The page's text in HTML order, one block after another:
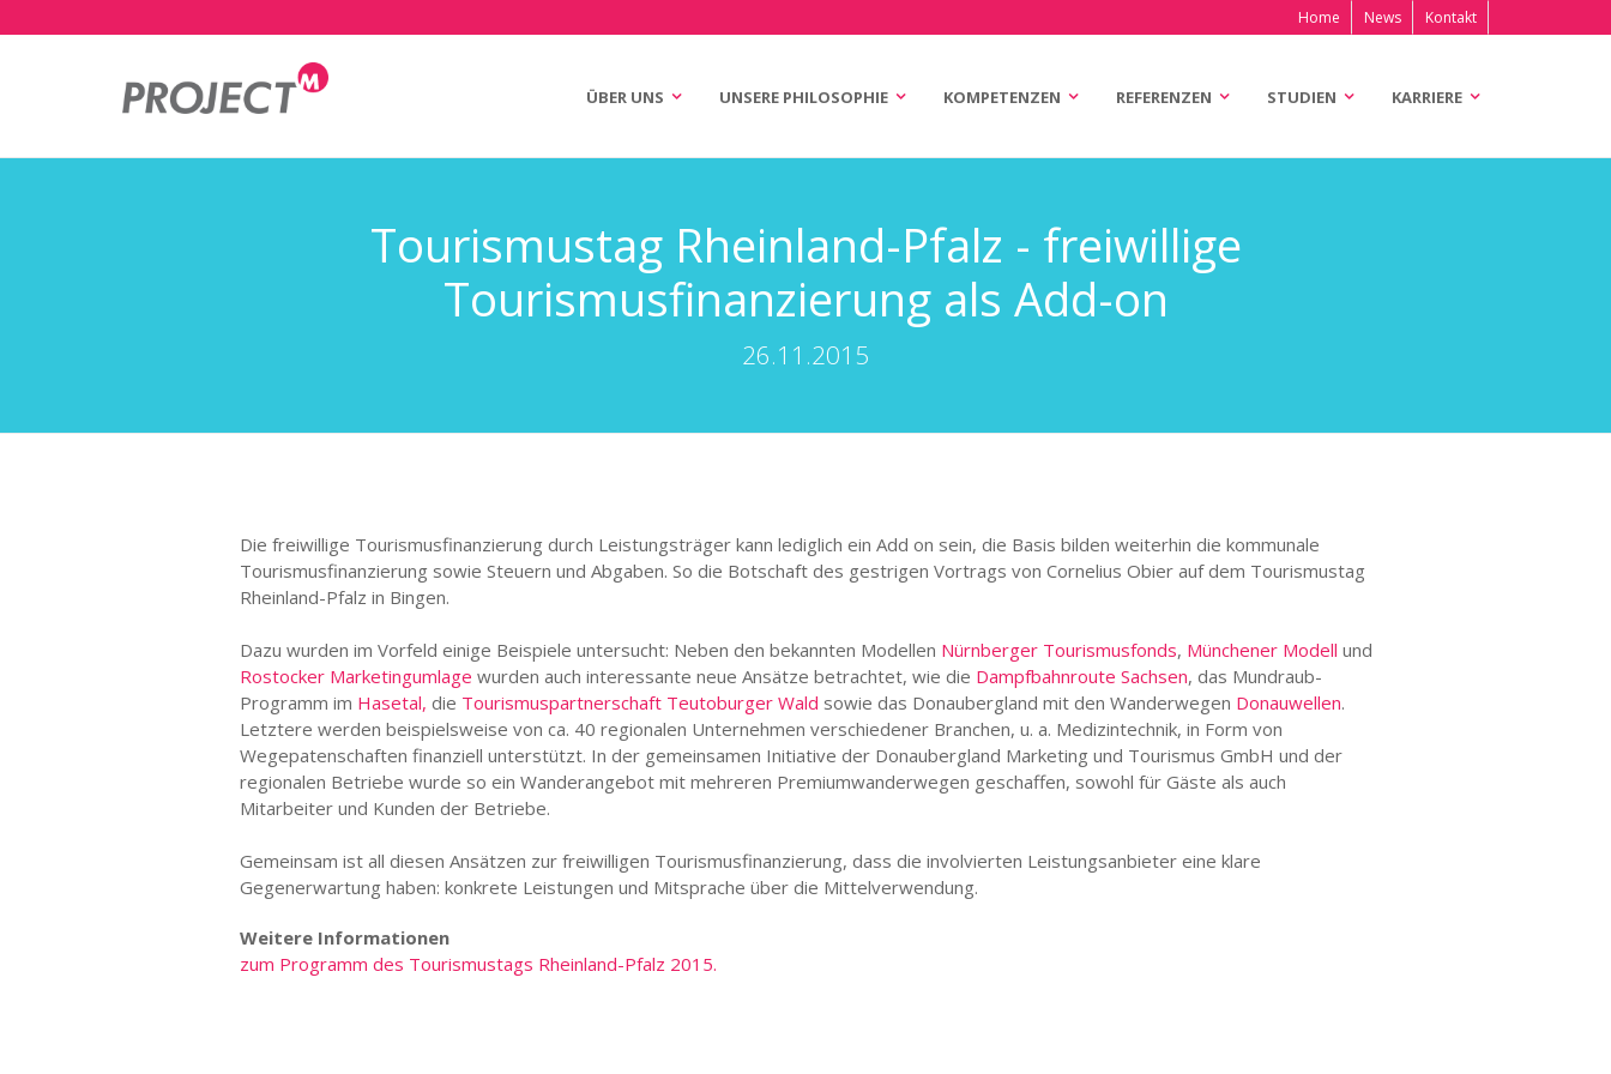
Home News Kontakt
navigation
ÜBER UNS UNSERE PHILOSOPHIE KOMPETENZEN REFERENZEN STUDIEN KARRIERE
Tourismustag Rheinland-Pfalz - freiwillige
Tourismusfinanzierung als Add-on
26.11.2015
Die freiwillige Tourismusfinanzierung durch Leistungsträger kann lediglich ein Add on sein, die Basis bilden weiterhin die kommunale
Tourismusfinanzierung sowie Steuern und Abgaben. So die Botschaft des gestrigen Vortrags von Cornelius Obier auf dem Tourismustag
Rheinland-Pfalz in Bingen.
Dazu wurden im Vorfeld einige Beispiele untersucht: Neben den bekannten Modellen Nürnberger Tourismusfonds, Münchener Modell und
Rostocker Marketingumlage wurden auch interessante neue Ansätze betrachtet, wie die Dampfbahnroute Sachsen, das Mundraub-
Programm im Hasetal, die Tourismuspartnerschaft Teutoburger Wald sowie das Donaubergland mit den Wanderwegen Donauwellen.
Letztere werden beispielsweise von ca. 40 regionalen Unternehmen verschiedener Branchen, u. a. Medizintechnik, in Form von
Wegepatenschaften finanziell unterstützt. In der gemeinsamen Initiative der Donaubergland Marketing und Tourismus GmbH und der
regionalen Betriebe wurde so ein Wanderangebot mit mehreren Premiumwanderwegen geschaffen, sowohl für Gäste als auch
Mitarbeiter und Kunden der Betriebe.
Gemeinsam ist all diesen Ansätzen zur freiwilligen Tourismusfinanzierung, dass die involvierten Leistungsanbieter eine klare
Gegenerwartung haben: konkrete Leistungen und Mitsprache über die Mittelverwendung.
Weitere Informationen
zum Programm des Tourismustags Rheinland-Pfalz 2015.